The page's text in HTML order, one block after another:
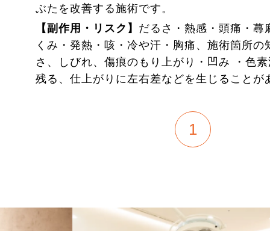
ー ハム目修正
ー 埋没法（糸による二重術）
ー リップリフト(人中短縮)
ー ボディ脂肪吸引
ー 乳頭縮小(温存法)
アートメイク症例
美容皮膚科（処置・レーザー
ぶたを改善する施術です。
【副作用・リスク】 だるさ・熱感・頭痛・蕁
くみ・発熱・咳・冷や汗・胸痛、施術箇所の
さ、しびれ、傷痕のもり上がり・凹み ・色
残る、仕上がりに左右差などを生じることが
1